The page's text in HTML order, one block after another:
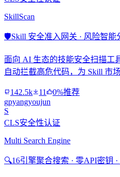
SkillScan
🛡️Skill 安全准入网关 · 风险智能
面向 AI 生态的技能安全扫描工
自动拦截高危代码，为 Skill 市
142.5k 11
0%推荐
gpyangyoujun
S
CLS安全性认证
Multi Search Engine
🔍16引擎聚合搜索 · 零API密钥